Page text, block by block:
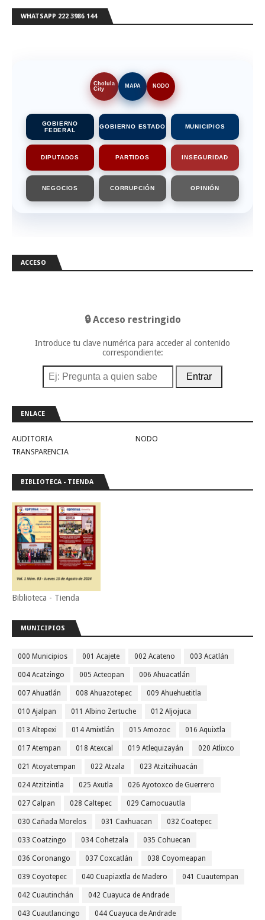
WHATSAPP 222 3986 144
Cholula
City
MAPA NODO
GOBIERNO
FEDERAL
GOBIERNO ESTADO MUNICIPIOS
DIPUTADOS PARTIDOS INSEGURIDAD
NEGOCIOS CORRUPCIÓN OPINIÓN
ACCESO
🔒 Acceso restringido
Introduce tu clave numérica para acceder al contenido
correspondiente:
Entrar
ENLACE
AUDITORIA
NODO
TRANSPARENCIA
BIBLIOTECA - TIENDA
Biblioteca - Tienda
MUNICIPIOS
000 Municipios 001 Acajete 002 Acateno 003 Acatlán
004 Acatzingo 005 Acteopan 006 Ahuacatlán
007 Ahuatlán 008 Ahuazotepec 009 Ahuehuetitla
010 Ajalpan 011 Albino Zertuche 012 Aljojuca
013 Altepexi 014 Amixtlán 015 Amozoc 016 Aquixtla
017 Atempan 018 Atexcal 019 Atlequizayán 020 Atlixco
021 Atoyatempan 022 Atzala 023 Atzitzihuacán
024 Atzitzintla 025 Axutla 026 Ayotoxco de Guerrero
027 Calpan 028 Caltepec 029 Camocuautla
030 Cañada Morelos 031 Caxhuacan 032 Coatepec
033 Coatzingo 034 Cohetzala 035 Cohuecan
036 Coronango 037 Coxcatlán 038 Coyomeapan
039 Coyotepec 040 Cuapiaxtla de Madero 041 Cuautempan
042 Cuautinchán 042 Cuayuca de Andrade
043 Cuautlancingo 044 Cuayuca de Andrade